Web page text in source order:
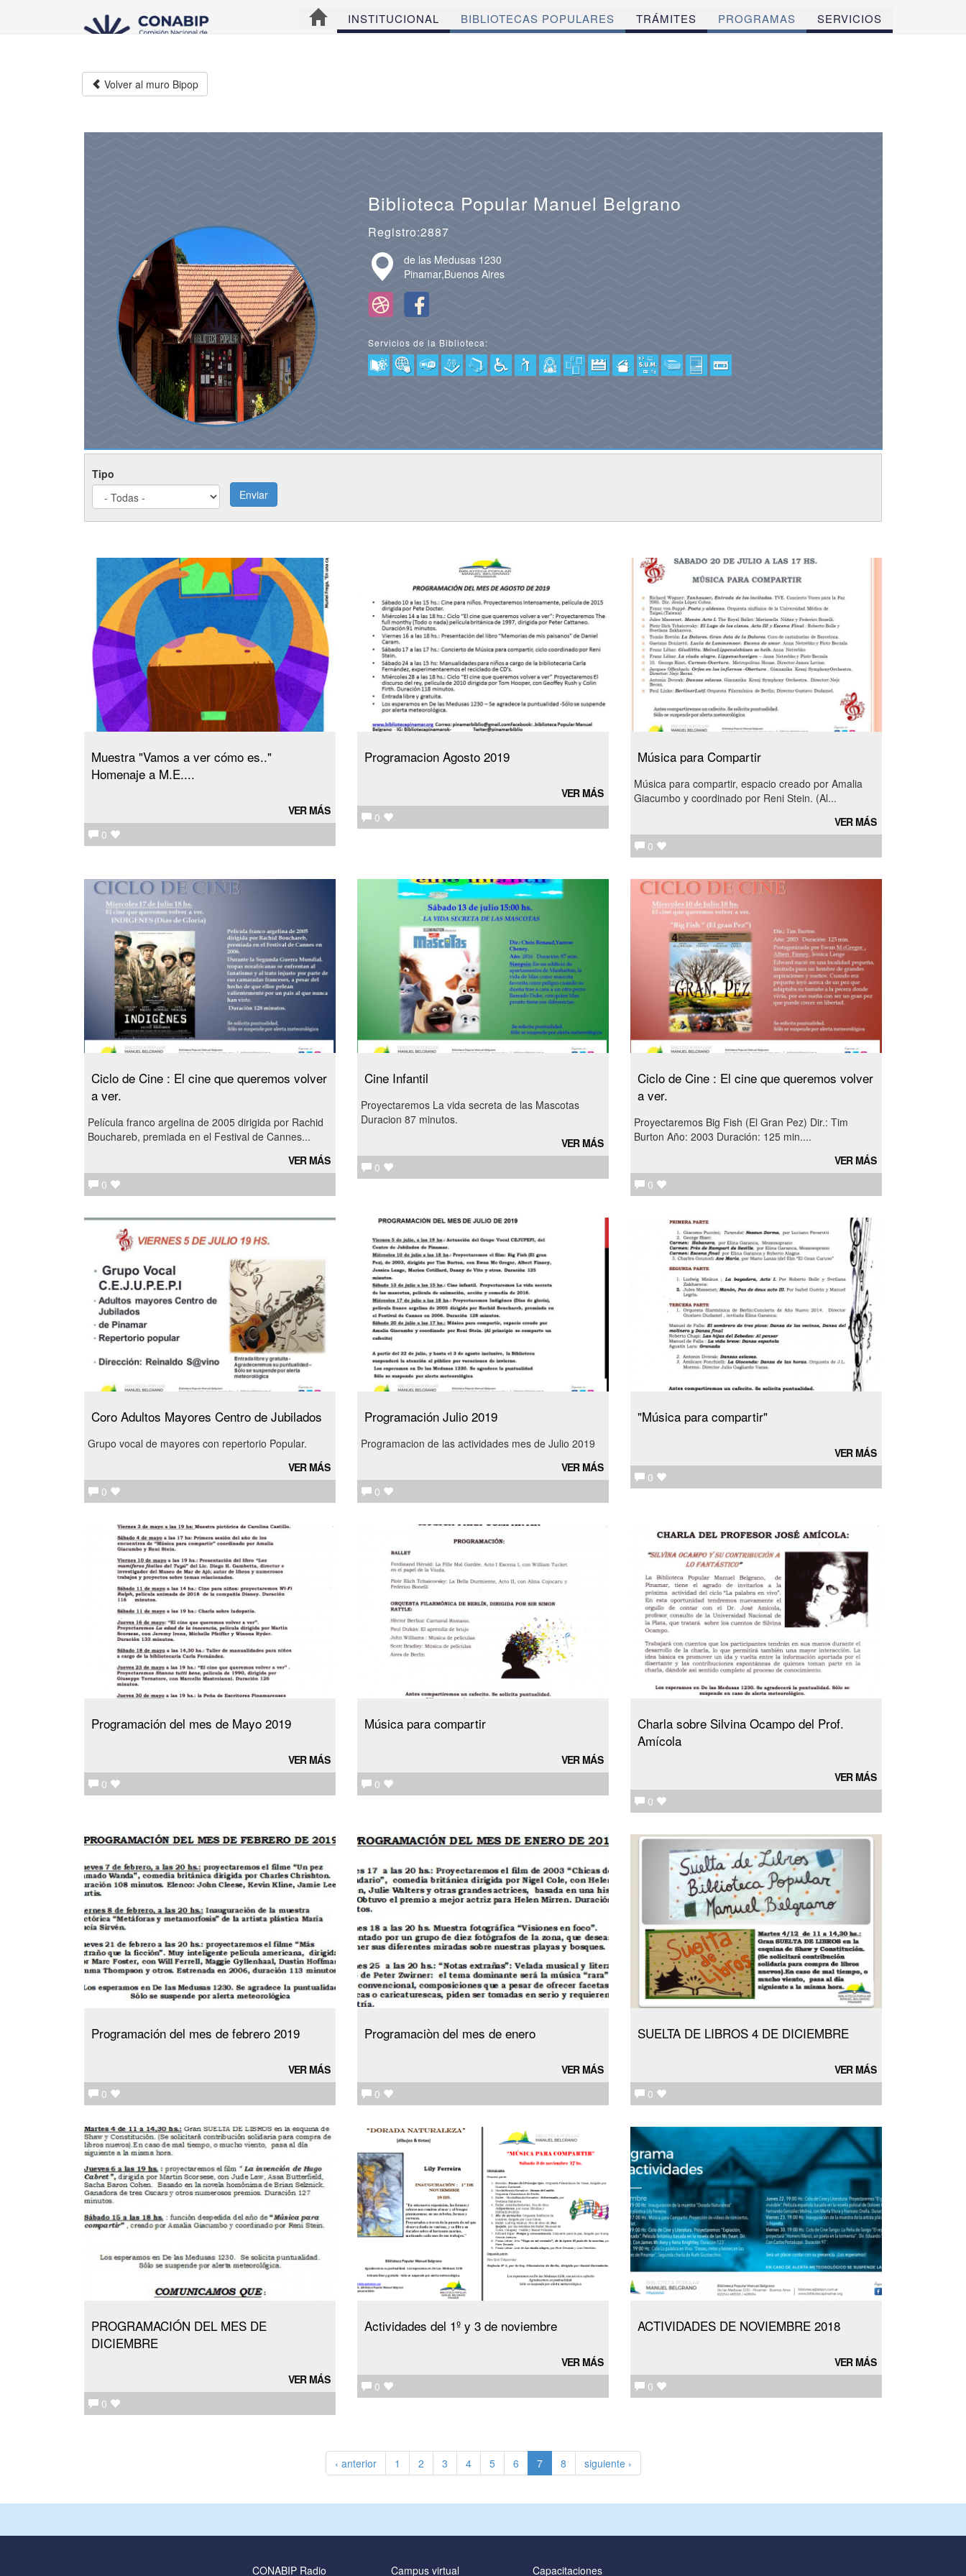
INSTITUCIONAL BIBLIOTECAS POPULARES TRÁMITES PROGRAMAS SERVICIOS
Volver al muro Bipop
Biblioteca Popular Manuel Belgrano
Registro:2887
de las Medusas 1230
Pinamar,Buenos Aires
Servicios de la Biblioteca:
Tipo
Enviar
Muestra "Vamos a ver cómo es.."
Homenaje a M.E....
VER MÁS
0
Programacion Agosto 2019
VER MÁS
0
Música para Compartir
Música para compartir, espacio creado por Amalia
Giacumbo y coordinado por Reni Stein. (Al...
VER MÁS
0
Ciclo de Cine : El cine que queremos volver
a ver.
Película franco argelina de 2005 dirigida por Rachid
Bouchareb, premiada en el Festival de Cannes...
VER MÁS
0
Cine Infantil
Proyectaremos La vida secreta de las Mascotas
Duracion 87 minutos.
VER MÁS
0
Ciclo de Cine : El cine que queremos volver
a ver.
Proyectaremos Big Fish (El Gran Pez) Dir.: Tim
Burton Año: 2003 Duración: 125 min....
VER MÁS
0
Coro Adultos Mayores Centro de Jubilados
Grupo vocal de mayores con repertorio Popular.
VER MÁS
0
Programación Julio 2019
Programacion de las actividades mes de Julio 2019
VER MÁS
0
"Música para compartir"
VER MÁS
0
Programación del mes de Mayo 2019
VER MÁS
0
Música para compartir
VER MÁS
0
Charla sobre Silvina Ocampo del Prof.
Amícola
VER MÁS
0
Programación del mes de febrero 2019
VER MÁS
0
Programaciòn del mes de enero
VER MÁS
0
SUELTA DE LIBROS 4 DE DICIEMBRE
VER MÁS
0
PROGRAMACIÓN DEL MES DE
DICIEMBRE
VER MÁS
0
Actividades del 1º y 3 de noviembre
VER MÁS
0
ACTIVIDADES DE NOVIEMBRE 2018
VER MÁS
0
‹ anterior 1 2 3 4 5 6 7 8 siguiente ›
CONABIP Radio Campus virtual Capacitaciones